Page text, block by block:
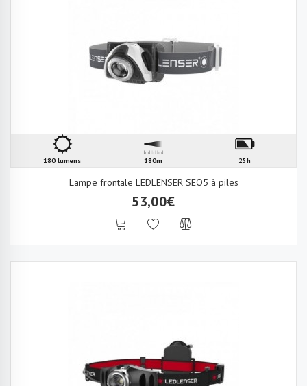
180 lumens 180m 25h
Lampe frontale LEDLENSER SEO5 à piles
53,00€